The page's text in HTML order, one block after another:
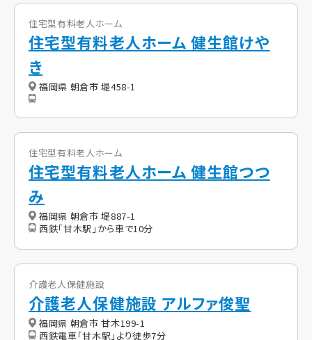
住宅型有料老人ホーム
住宅型有料老人ホーム 健生館けや
き
福岡県 朝倉市 堤458-1
住宅型有料老人ホーム
住宅型有料老人ホーム 健生館つつ
み
福岡県 朝倉市 堤887-1
西鉄「甘木駅」から車で10分
介護老人保健施設
介護老人保健施設 アルファ俊聖
福岡県 朝倉市 甘木199-1
西鉄電車「甘木駅」より徒歩7分